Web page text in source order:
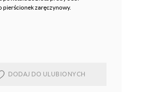
pierścionek zaręczynowy.
DODAJ DO ULUBIONYCH